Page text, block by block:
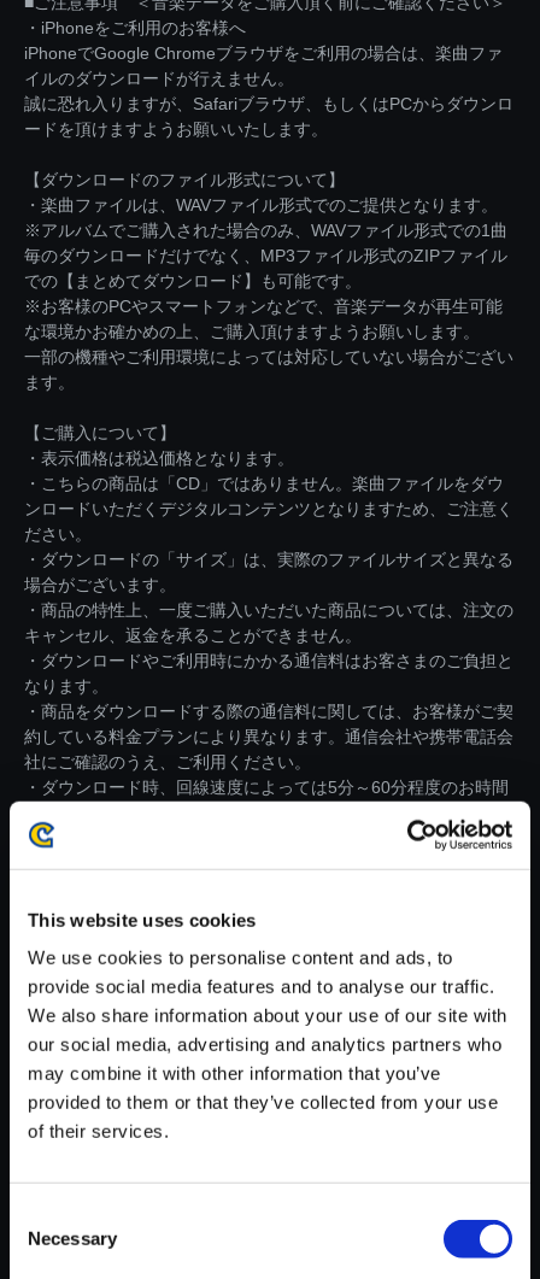
This website uses cookies
We use cookies to personalise content and ads, to
provide social media features and to analyse our traffic.
We also share information about your use of our site with
our social media, advertising and analytics partners who
may combine it with other information that you’ve
provided to them or that they’ve collected from your use
of their services.
Selection
Necessary
・iPhoneをご利用のお客様へ
iPhoneでGoogle Chromeブラウザをご利用の場合は、楽曲ファ
イルのダウンロードが行えません。
誠に恐れ入りますが、Safariブラウザ、もしくはPCからダウンロ
ードを頂けますようお願いいたします。
【ダウンロードのファイル形式について】
・楽曲ファイルは、WAVファイル形式でのご提供となります。
※アルバムでご購入された場合のみ、WAVファイル形式での1曲
毎のダウンロードだけでなく、MP3ファイル形式のZIPファイル
での【まとめてダウンロード】も可能です。
※お客様のPCやスマートフォンなどで、音楽データが再生可能
な環境かお確かめの上、ご購入頂けますようお願いします。
一部の機種やご利用環境によっては対応していない場合がござい
ます。
【ご購入について】
・表示価格は税込価格となります。
・こちらの商品は「CD」ではありません。楽曲ファイルをダウ
ンロードいただくデジタルコンテンツとなりますため、ご注意く
ださい。
・ダウンロードの「サイズ」は、実際のファイルサイズと異なる
場合がございます。
・商品の特性上、一度ご購入いただいた商品については、注文の
キャンセル、返金を承ることができません。
・ダウンロードやご利用時にかかる通信料はお客さまのご負担と
なります。
・商品をダウンロードする際の通信料に関しては、お客様がご契
約している料金プランにより異なります。通信会社や携帯電話会
社にご確認のうえ、ご利用ください。
・ダウンロード時、回線速度によっては5分～60分程度のお時間
※ご購入いただいたファイルのダウンロードの際には、通信環境
【単曲】ヴァンパイア サウンド
BOX Player Select.1
150円